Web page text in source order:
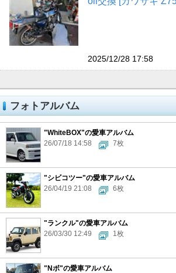
2025/12/28 17:58
フォトアルバム
"WhiteBOX"の愛車アルバム
26/07/18 14:58
7枚
"シビコツー"の愛車アルバム
26/04/19 21:08
6枚
"ランクル"の愛車アルバム
26/03/30 12:49
1枚
"Nボ"の愛車アルバム